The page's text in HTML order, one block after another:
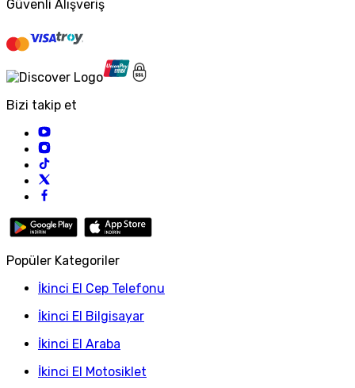
Güvenli Alışveriş
Bizi takip et
Popüler Kategoriler
İkinci El Cep Telefonu
İkinci El Bilgisayar
İkinci El Araba
İkinci El Motosiklet